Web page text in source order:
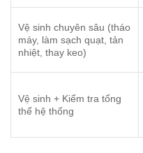
Vệ sinh chuyên sâu (tháo
máy, làm sạch quạt, tản
nhiệt, thay keo)
Vệ sinh + Kiểm tra tổng
thể hệ thống